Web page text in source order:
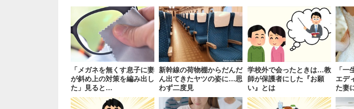
「メガネを無くす息子に妻
が斜め上の対策を編み出し
た」見ると…
新幹線の荷物棚からだんだ
ん出てきたヤツの姿に…思
わず二度見
学校外で会ったときは…教
師が保護者にした『お願
い』とは
「
エデ
た妻